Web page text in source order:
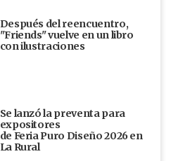
Después del reencuentro,
"Friends" vuelve en un libro
con ilustraciones
Se lanzó la preventa para
expositores
de Feria Puro Diseño 2026 en
La Rural